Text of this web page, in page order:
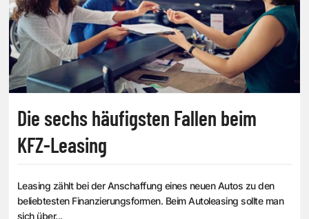
Die sechs häufigsten Fallen beim
KFZ-Leasing
Leasing zählt bei der Anschaffung eines neuen Autos zu den
beliebtesten Finanzierungsformen. Beim Autoleasing sollte man
sich über...